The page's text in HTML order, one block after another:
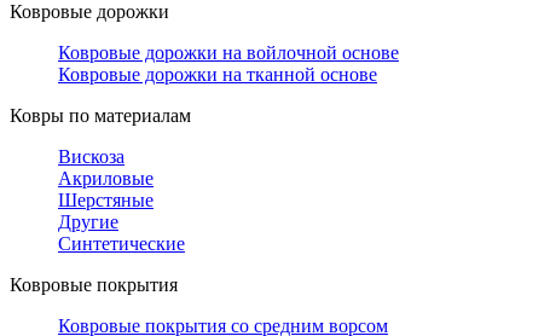
Ковровые дорожки
Ковровые дорожки на войлочной основе
Ковровые дорожки на тканной основе
Ковры по материалам
Вискоза
Акриловые
Шерстяные
Другие
Синтетические
Ковровые покрытия
Ковровые покрытия со средним ворсом